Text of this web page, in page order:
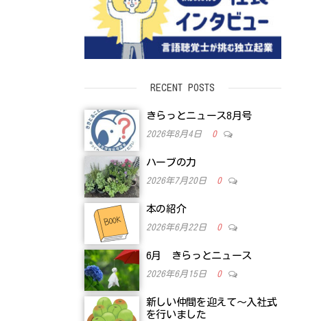
RECENT POSTS
きらっとニュース8月号
2026年8月4日 0
ハーブの力
2026年7月20日 0
本の紹介
2026年6月22日 0
6月 きらっとニュース
2026年6月15日 0
新しい仲間を迎えて～入社式
を行いました